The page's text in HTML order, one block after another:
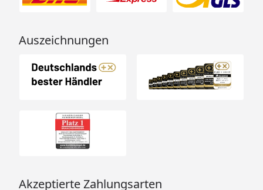
Auszeichnungen
Akzeptierte Zahlungsarten